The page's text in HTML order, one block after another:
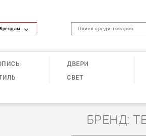
ДВЕРИ
СВЕТ
БРЕНД: